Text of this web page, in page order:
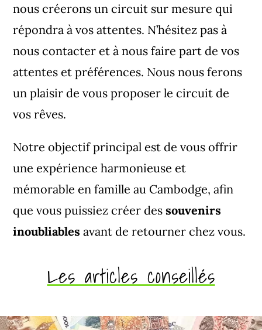
nous créerons un circuit sur mesure qui
répondra à vos attentes. N’hésitez pas à
nous contacter et à nous faire part de vos
attentes et préférences. Nous nous ferons
un plaisir de vous proposer le circuit de
vos rêves.
Notre objectif principal est de vous offrir
une expérience harmonieuse et
mémorable en famille au Cambodge, afin
que vous puissiez créer des souvenirs
inoubliables avant de retourner chez vous.
Les articles conseillés